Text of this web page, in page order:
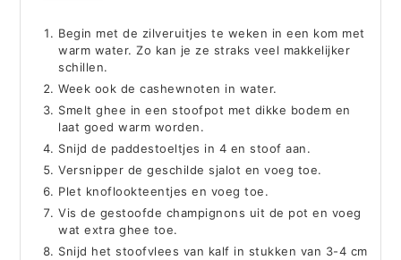
Begin met de zilveruitjes te weken in een kom met
warm water. Zo kan je ze straks veel makkelijker
schillen.
Week ook de cashewnoten in water.
Smelt ghee in een stoofpot met dikke bodem en
laat goed warm worden.
Snijd de paddestoeltjes in 4 en stoof aan.
Versnipper de geschilde sjalot en voeg toe.
Plet knoflookteentjes en voeg toe.
Vis de gestoofde champignons uit de pot en voeg
wat extra ghee toe.
Snijd het stoofvlees van kalf in stukken van 3-4 cm